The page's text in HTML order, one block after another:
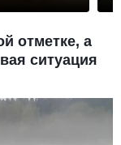
отметке, а
ситуация